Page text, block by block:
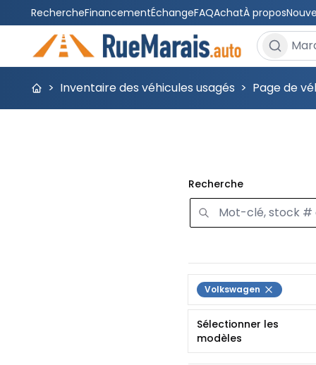
RechercheFinancementÉchangeFAQAchatÀ propos
> Inventaire des véhicules usagés > Page de
Recherche
Volkswagen
Sélectionner les
modèles